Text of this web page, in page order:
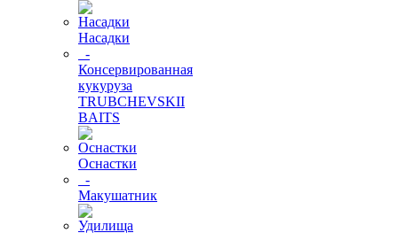
Насадки
-
Консервированная
кукуруза
TRUBCHEVSKII
BAITS
Оснастки
-
Макушатник